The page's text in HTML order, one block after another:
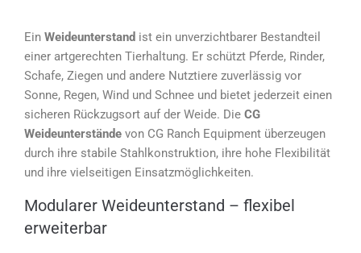
Ein Weideunterstand ist ein unverzichtbarer Bestandteil
einer artgerechten Tierhaltung. Er schützt Pferde, Rinder,
Schafe, Ziegen und andere Nutztiere zuverlässig vor
Sonne, Regen, Wind und Schnee und bietet jederzeit einen
sicheren Rückzugsort auf der Weide. Die CG
Weideunterstände von CG Ranch Equipment überzeugen
durch ihre stabile Stahlkonstruktion, ihre hohe Flexibilität
und ihre vielseitigen Einsatzmöglichkeiten.
Modularer Weideunterstand – flexibel
erweiterbar